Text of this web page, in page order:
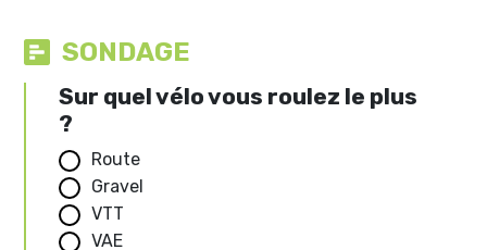
SONDAGE
Sur quel vélo vous roulez le plus
?
Route
Gravel
VTT
VAE